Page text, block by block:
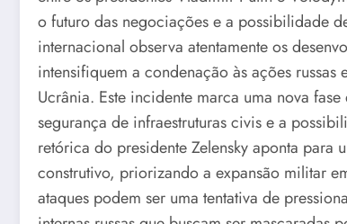
o futuro das negociações e a possibilidade
internacional observa atentamente os
intensifiquem a condenação às ações
Ucrânia. Este incidente marca uma nova
segurança de infraestruturas civis e a
retórica do presidente Zelensky aponta para
construtivo, priorizando a expansão militar
ataques podem ser uma tentativa de